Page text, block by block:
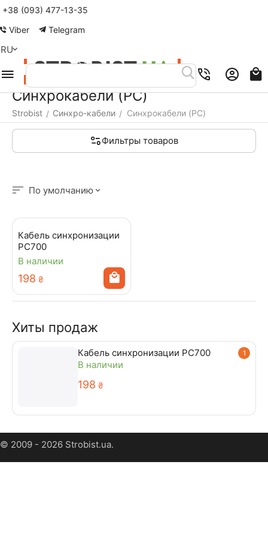
+38 (093) 477-13-35
Viber
Telegram
RU
Синхрокабели (PC)
Strobist / Синхро-кабели / Синхрокабели (PC)
Фильтры товаров
По умолчанию
Кабель синхронизации
PC700
В наличии
‍198‍ ₴
Хиты продаж
1
Кабель синхронизации PC700
В наличии
‍198‍ ₴
© 2009 - 2026 Strobist.ua.
Меню